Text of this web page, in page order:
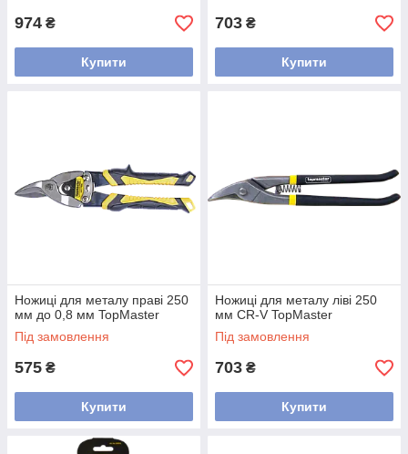
974 ₴
Купити
703 ₴
Купити
Ножиці для металу праві 250
мм до 0,8 мм TopMaster
Під замовлення
575 ₴
Купити
Ножиці для металу ліві 250
мм CR-V TopMaster
Під замовлення
703 ₴
Купити